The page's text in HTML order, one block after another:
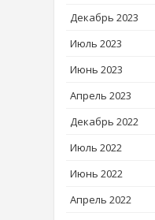
Декабрь 2023
Июль 2023
Июнь 2023
Апрель 2023
Декабрь 2022
Июль 2022
Июнь 2022
Апрель 2022